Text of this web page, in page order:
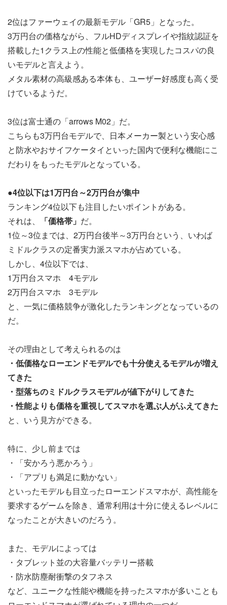
2位はファーウェイの最新モデル「GR5」となった。
3万円台の価格ながら、フルHDディスプレイや指紋認証を
搭載した1クラス上の性能と低価格を実現したコスパの良
いモデルと言えよう。
メタル素材の高級感ある本体も、ユーザー好感度も高く受
けているようだ。
3位は富士通の「arrows M02」だ。
こちらも3万円台モデルで、日本メーカー製という安心感
と防水やおサイフケータイといった国内で便利な機能にこ
だわりをもったモデルとなっている。
●4位以下は1万円台～2万円台が集中
ランキング4位以下も注目したいポイントがある。
それは、
「価格帯」 だ。
1位～3位までは、2万円台後半～3万円台という、いわば
ミドルクラスの定番実力派スマホが占めている。
しかし、4位以下では、
1万円台スマホ 4モデル
2万円台スマホ 3モデル
と、一気に価格競争が激化したランキングとなっているの
だ。
その理由として考えられるのは
・低価格なローエンドモデルでも十分使えるモデルが増え
てきた
・型落ちのミドルクラスモデルが値下がりしてきた
・性能よりも価格を重視してスマホを選ぶ人がふえてきた
と、いう見方ができる。
特に、少し前までは
・「安かろう悪かろう」
・「アプリも満足に動かない」
といったモデルも目立ったローエンドスマホが、高性能を
要求するゲームを除き、通常利用は十分に使えるレベルに
なったことが大きいのだろう。
また、モデルによっては
・タブレット並の大容量バッテリー搭載
・防水防塵耐衝撃のタフネス
など、ユニークな性能や機能を持ったスマホが多いことも